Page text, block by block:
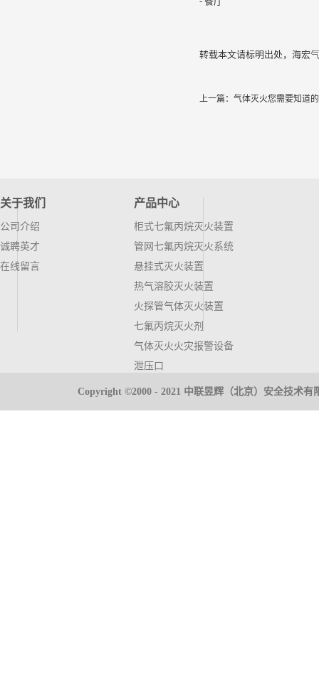
转载本文请标明出处，海宏
上一篇： 气体灭火您需要知道
关于我们
公司介绍
诚聘英才
在线留言
产品中心
柜式七氟丙烷灭火装置
管网七氟丙烷灭火系统
悬挂式灭火装置
热气溶胶灭火装置
火探管气体灭火装置
七氟丙烷灭火剂
气体灭火火灾报警设备
泄压口
气体高压管件
Copyright ©2000 - 2021 中联昱辉（北京）安全技术有